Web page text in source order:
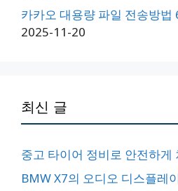
카카오 대용량 파일 전송방법
2025-11-20
최신 글
중고 타이어 정비로 안전하게
BMW X7의 오디오 디스플레